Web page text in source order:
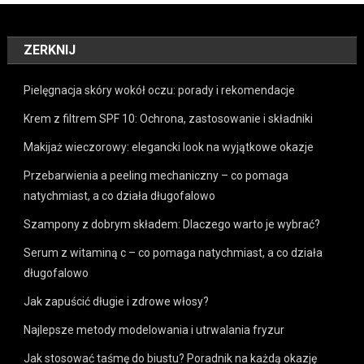
ZERKNIJ
Pielęgnacja skóry wokół oczu: porady i rekomendacje
Krem z filtrem SPF 10: Ochrona, zastosowanie i składniki
Makijaż wieczorowy: elegancki look na wyjątkowe okazje
Przebarwienia a peeling mechaniczny – co pomaga
natychmiast, a co działa długofalowo
Szampony z dobrym składem: Dlaczego warto je wybrać?
Serum z witaminą c – co pomaga natychmiast, a co działa
długofalowo
Jak zapuścić długie i zdrowe włosy?
Najlepsze metody modelowania i utrwalania fryzur
Jak stosować taśmę do biustu? Poradnik na każdą okazję